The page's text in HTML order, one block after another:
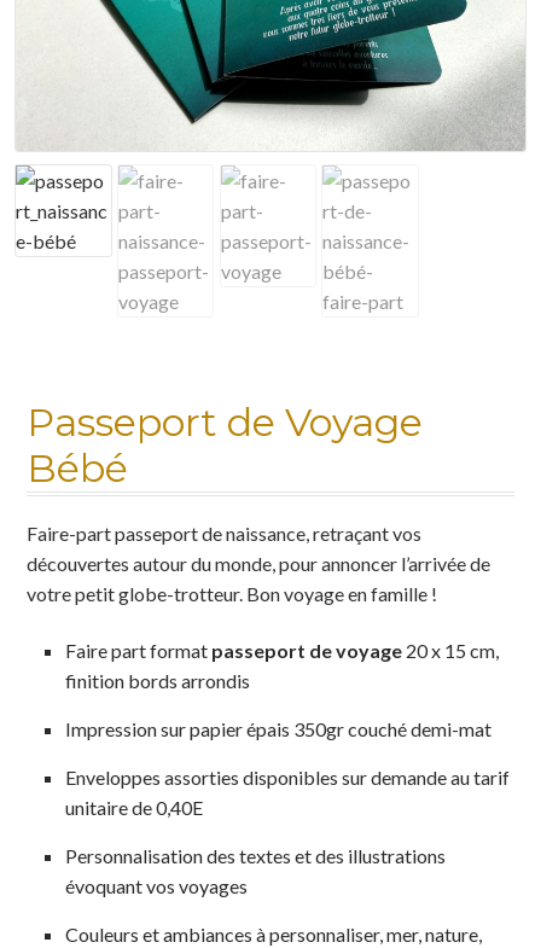
Mon compte
Panier
Politique de confidentialité
Test instagram
Passeport de Voyage
Bébé
Faire-part passeport de naissance, retraçant vos
découvertes autour du monde, pour annoncer l’arrivée de
votre petit globe-trotteur. Bon voyage en famille !
Faire part format passeport de voyage 20 x 15 cm,
finition bords arrondis
Impression sur papier épais 350gr couché demi-mat
Enveloppes assorties disponibles sur demande au tarif
unitaire de 0,40E
Personnalisation des textes et des illustrations
évoquant vos voyages
Couleurs et ambiances à personnaliser, mer, nature,